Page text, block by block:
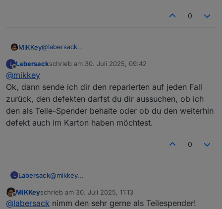
0
MiKKey@labersack
mein System.
Ich hatte drei Stück als funktionierend gekauft. Zwei
davon sind jetzt bei dir….
Der dritte funktioniert in meinem Testaufbau… auch
L
Offline
Labersackschrieb am 30. Juli 2025, 09:42
zuletzt editiert von
@mikkey
Ok, dann sende ich dir den reparierten auf jeden Fall
zurück, den defekten darfst du dir aussuchen, ob ich
den als Teile-Spender behalte oder ob du den weiterhin
defekt auch im Karton haben möchtest.
0
L Labersack@mikkey
Fall zurück, den defekten darfst du dir aussuchen,
ob ich den als Teile-Spender behalte oder ob du
Offline
MiKKeyschrieb am 30. Juli 2025, 11:13
zuletzt editiert von
@labersack nimm den sehr gerne als Teilespender!